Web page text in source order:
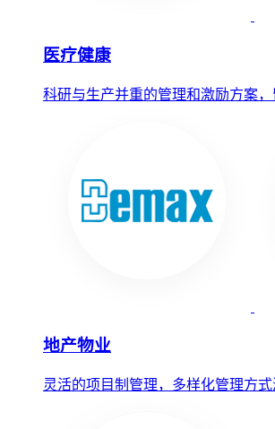
医疗健康
科研与生产并重的管理和激励方案
地产物业
灵活的项目制管理，多样化管理方